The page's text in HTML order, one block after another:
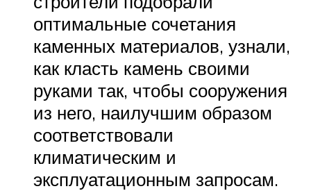
оптимальные сочетания
каменных материалов, узнали,
как класть камень своими
руками так, чтобы сооружения
из него, наилучшим образом
соответствовали
климатическим и
эксплуатационным запросам.